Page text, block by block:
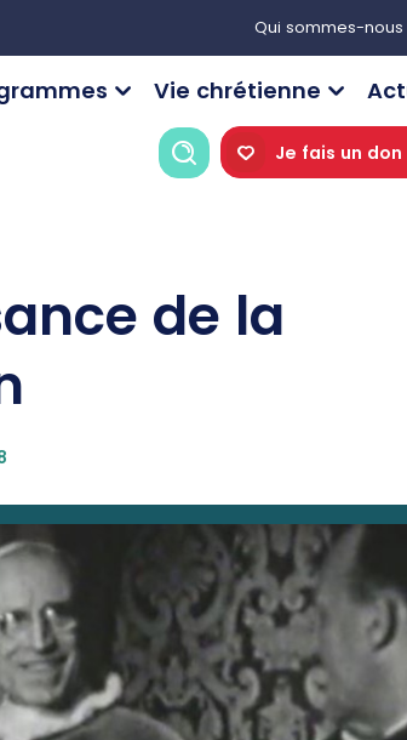
Qui sommes-nous
Vie chrétienne
RechercheJe fais un don
de la